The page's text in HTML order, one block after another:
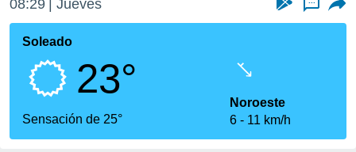
de
por
que se
calidad.
a este
las
08:29 Jueves
Soleado
23°
Sensación de 25°
Noroeste
6
11 km/h